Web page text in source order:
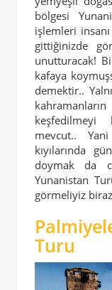
bölgesi
işlemleri
gittiğinizde
unutturacak!
kafaya
demektir..
keşfedilmeyi
mevcut..
kıyılarında
doymak da
Yunanistan
görmeliyiz
Turu